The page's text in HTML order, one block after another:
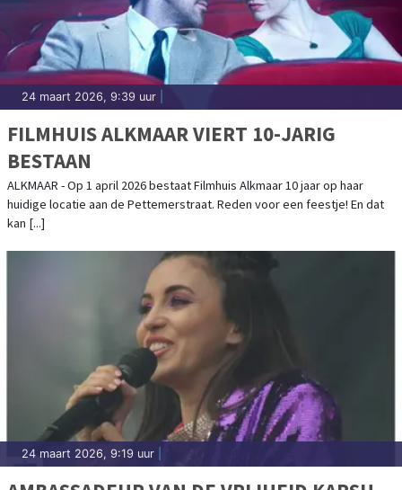
24 maart 2026, 9:39 uur
FILMHUIS ALKMAAR VIERT 10-JARIG
BESTAAN
ALKMAAR - Op 1 april 2026 bestaat Filmhuis Alkmaar 10 jaar op haar
huidige locatie aan de Pettemerstraat. Reden voor een feestje! En dat
kan [...]
24 maart 2026, 9:19 uur